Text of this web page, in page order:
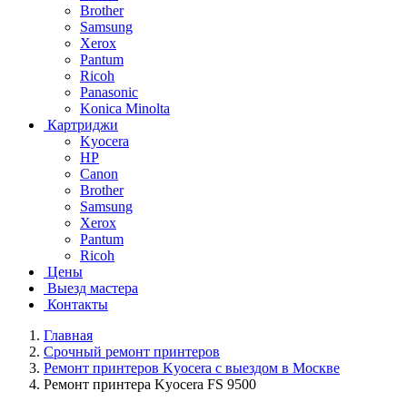
Brother
Samsung
Xerox
Pantum
Ricoh
Panasonic
Konica Minolta
Картриджи
Kyocera
HP
Canon
Brother
Samsung
Xerox
Pantum
Ricoh
Цены
Выезд мастера
Контакты
Главная
Срочный ремонт принтеров
Ремонт принтеров Kyocera с выездом в Москве
Ремонт принтера Kyocera FS 9500